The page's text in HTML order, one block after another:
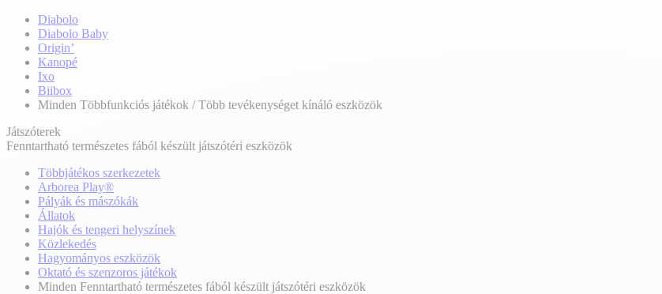
Diabolo
Diabolo Baby
Origin’
Kanopé
Ixo
Biibox
Minden Többfunkciós játékok / Több tevékenységet kínáló eszközök
Játszóterek
Fenntartható természetes fából készült játszótéri eszközök
Többjátékos szerkezetek
Arborea Play®
Pályák és mászókák
Állatok
Hajók és tengeri helyszínek
Közlekedés
Hagyományos eszközök
Oktató és szenzoros játékok
Minden Fenntartható természetes fából készült játszótéri eszközök